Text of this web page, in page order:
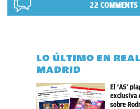
22 COMMENTS
LO ÚLTIMO EN REAL
MADRID
El ‘AS’
exclusiva
sobre